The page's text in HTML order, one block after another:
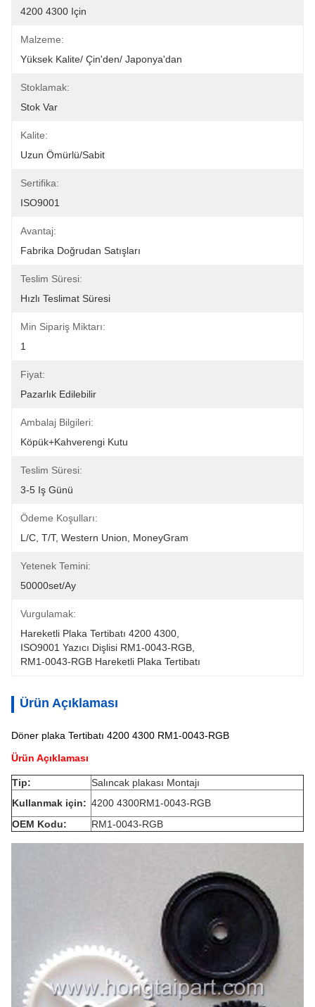
4200 4300 Için
Malzeme:
Yüksek Kalite/ Çin'den/ Japonya'dan
Stoklamak:
Stok Var
Kalite:
Uzun Ömürlü/Sabit
Sertifika:
ISO9001
Avantaj:
Fabrika Doğrudan Satışları
Teslim Süresi:
Hızlı Teslimat Süresi
Min Sipariş Miktarı:
1
Fiyat:
Pazarlık Edilebilir
Ambalaj Bilgileri:
Köpük+Kahverengi Kutu
Teslim Süresi:
3-5 Iş Günü
Ödeme Koşulları:
L/C, T/T, Western Union, MoneyGram
Yetenek Temini:
50000set/Ay
Vurgulamak:
Hareketli Plaka Tertibatı 4200 4300
ISO9001 Yazıcı Dişlisi RM1-0043-RGB
RM1-0043-RGB Hareketli Plaka Tertibatı
Ürün Açıklaması
Döner plaka Tertibatı 4200 4300 RM1-0043-RGB
Ürün Açıklaması
Tip:
Salıncak plakası Montajı
Kullanmak için: 4200 4300RM1-0043-RGB
OEM Kodu:
RM1-0043-RGB